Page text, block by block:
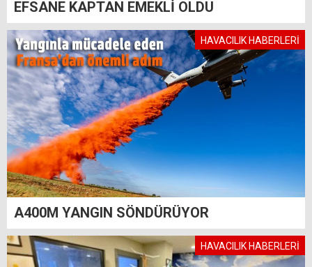
EFSANE KAPTAN EMEKLİ OLDU
HAVACILIK HABERLERİ
A400M YANGIN SÖNDÜRÜYOR
HAVACILIK HABERLERİ